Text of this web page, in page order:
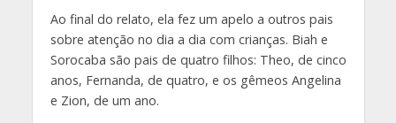
Ao final do relato, ela fez um apelo a outros pais
sobre atenção no dia a dia com crianças. Biah e
Sorocaba são pais de quatro filhos: Theo, de cinco
anos, Fernanda, de quatro, e os gêmeos Angelina
e Zion, de um ano.